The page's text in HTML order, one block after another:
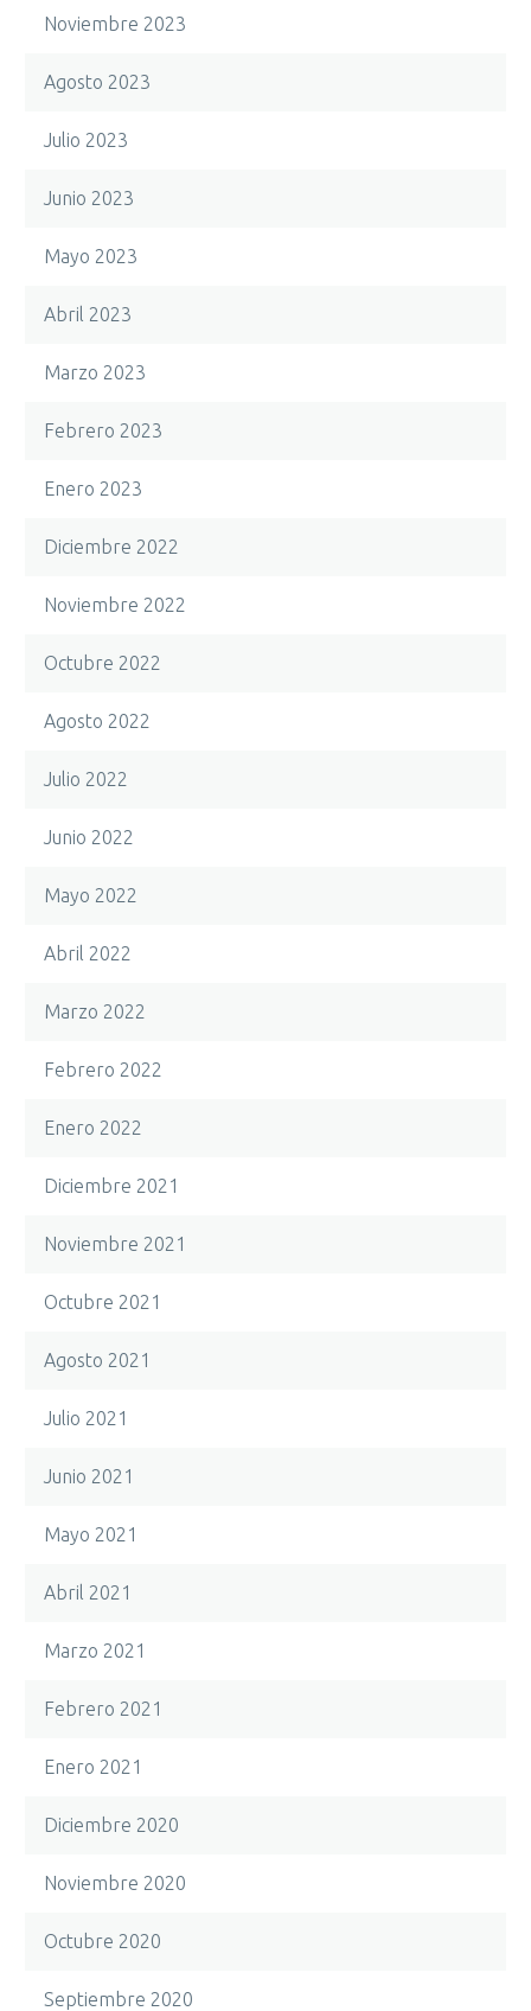
Noviembre 2023
Agosto 2023
Julio 2023
Junio 2023
Mayo 2023
Abril 2023
Marzo 2023
Febrero 2023
Enero 2023
Diciembre 2022
Noviembre 2022
Octubre 2022
Agosto 2022
Julio 2022
Junio 2022
Mayo 2022
Abril 2022
Marzo 2022
Febrero 2022
Enero 2022
Diciembre 2021
Noviembre 2021
Octubre 2021
Agosto 2021
Julio 2021
Junio 2021
Mayo 2021
Abril 2021
Marzo 2021
Febrero 2021
Enero 2021
Diciembre 2020
Noviembre 2020
Octubre 2020
Septiembre 2020